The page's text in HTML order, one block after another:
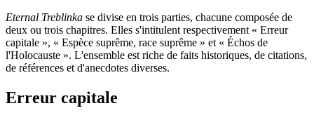
Eternal Treblinka se divise en trois parties, chacune composée de
deux ou trois chapitres. Elles s'intitulent respectivement « Erreur
capitale », « Espèce suprême, race suprême » et « Échos de
l'Holocauste ». L'ensemble est riche de faits historiques, de citations,
de références et d'anecdotes diverses.
Erreur capitale